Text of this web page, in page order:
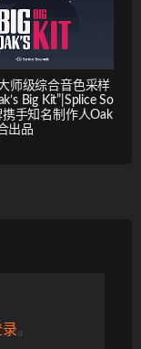
师级综合音色采样
Big Kit”|Splice So
携手知名制作人Oak
出品
。